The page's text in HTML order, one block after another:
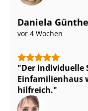
Daniela
vor 4 Wochen
Der individuelle
Einfamilienhaus
hilfreich.